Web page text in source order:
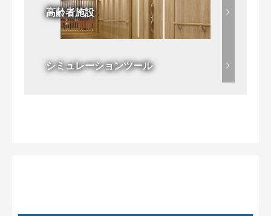
高齢者施設
シミュレーションツール